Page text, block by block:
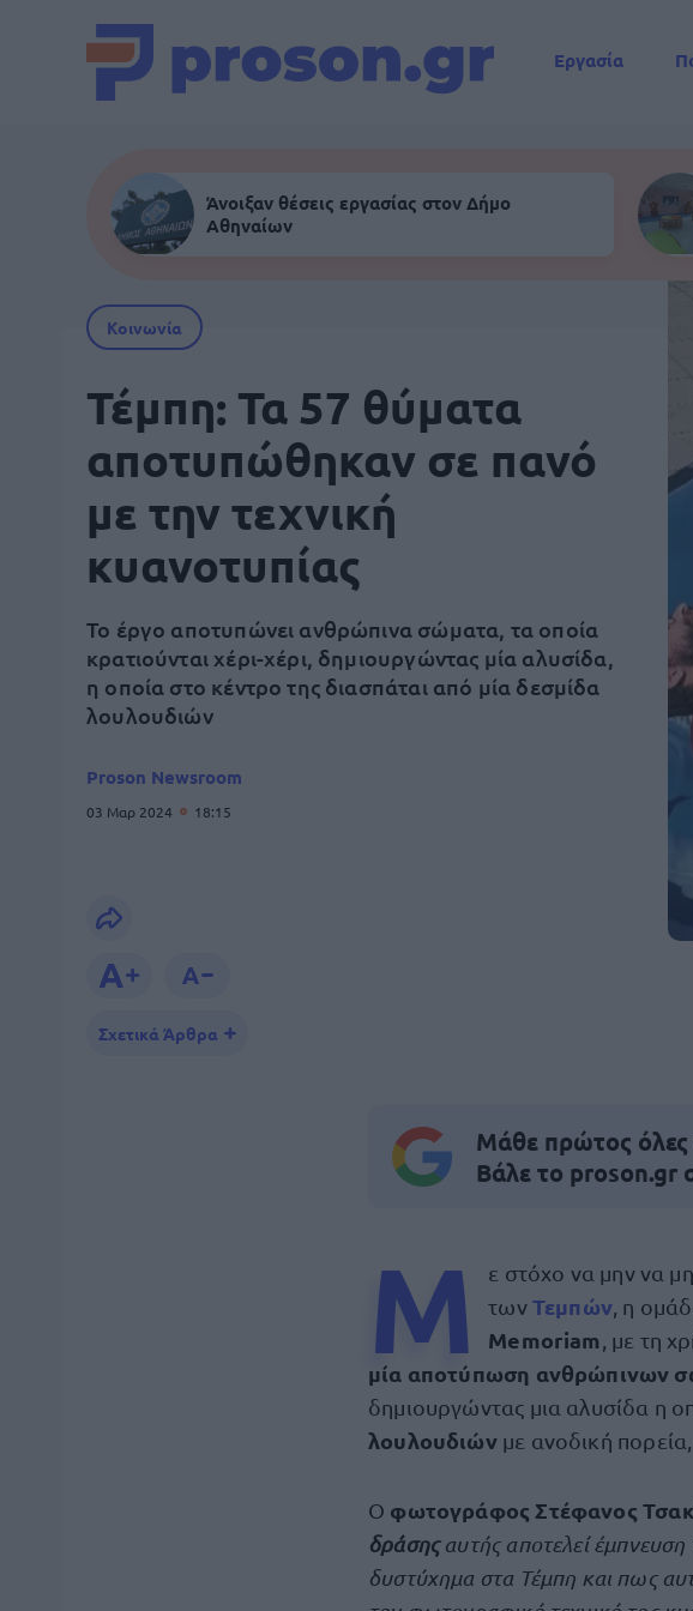
Εργασία
Άνοιξαν θέσεις εργασίας στον Δήμο
Αθηναίων
Κοινωνία
Τέμπη: Τα 57 θύματα
αποτυπώθηκαν σε πανό
με την τεχνική
κυανοτυπίας
Το έργο αποτυπώνει ανθρώπινα σώματα, τα οποία
κρατιούνται χέρι-χέρι, δημιουργώντας μία αλυσίδα,
η οποία στο κέντρο της διασπάται από μία δεσμίδα
λουλουδιών
Proson Newsroom
03 Μαρ 2024 18:15
Σχετικά Άρθρα
Μάθε πρώτος όλες
Βάλε το proson.gr
Μ
ε στόχο να μην να
τωνΤεμπών , η
Memoriam , με τη
μία αποτύπωση ανθρώπινων
δημιουργώντας μια αλυσίδα η
λουλουδιών με ανοδική
Ο φωτογράφος Στέφανος
δράσηςαυτής αποτελεί
δυστύχημα στα Τέμπη και πως